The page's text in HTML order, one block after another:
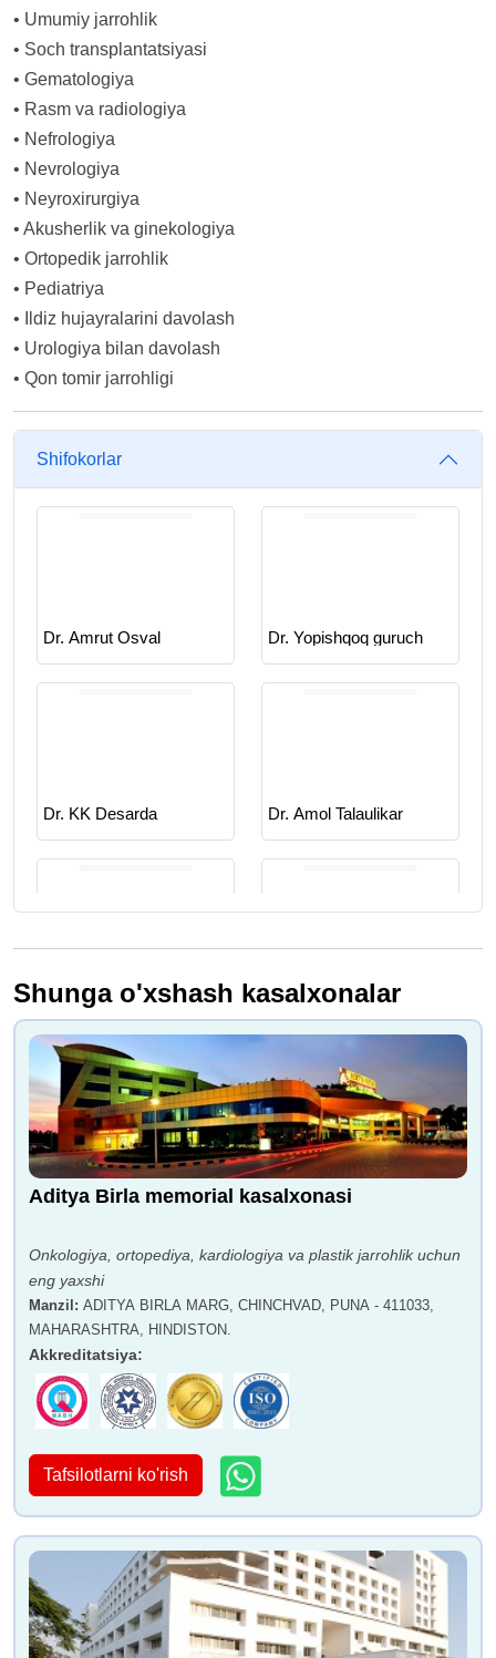
• Umumiy jarrohlik
• Soch transplantatsiyasi
• Gematologiya
• Rasm va radiologiya
• Nefrologiya
• Nevrologiya
• Neyroxirurgiya
• Akusherlik va ginekologiya
• Ortopedik jarrohlik
• Pediatriya
•
Ildiz hujayralarini davolash
• Urologiya bilan davolash
• Qon tomir jarrohligi
Shifokorlar
Dr. Amrut Osval Dr. Yopishqoq guruch
Dr. KK Desarda Dr. Amol Talaulikar
Dr. Siddhesh Dhaygude
Dr. Sanjeev Bhaskar
Baksh
Dr. Amrut Osval
Doktor Sachin Sharad
Vaze
Doktor GAYO MAROLIA Dr. Vijay Ramanan
Doktor Sandeep
Dr. Mahesh Pavar
Shunga o'xshash kasalxonalar
Aditya Birla memorial kasalxonasi
Onkologiya, ortopediya, kardiologiya va plastik jarrohlik uchun
eng yaxshi
Manzil: ADITYA BIRLA MARG, CHINCHVAD, PUNA - 411033,
MAHARASHTRA, HINDISTON.
Akkreditatsiya:
Tafsilotlarni ko'rish